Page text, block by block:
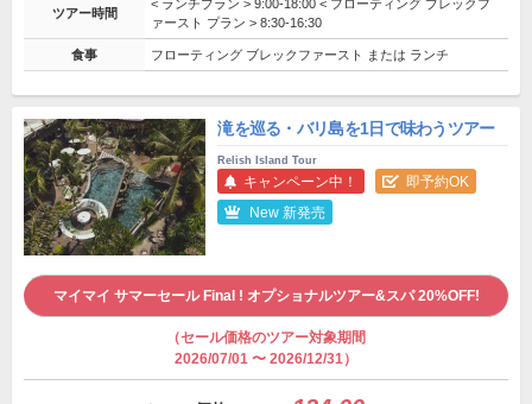
ツアー時間
< ランチプラン > 9:00-18:00 < フローティング ブレックフ
ァースト プラン > 8:30-16:30
食事 フローティング ブレックファースト または ランチ
滝を巡る・バリ島を1日で味わうツアー
Relish Island Tour
キャンペーン中！
即予約OK
New 新発売
マイマイ サマーセール Final ! オプショナルツアー&スパ 20%OFF!
（セール価格のツアー対象期間
2026/07/01 〜 2026/12/31）